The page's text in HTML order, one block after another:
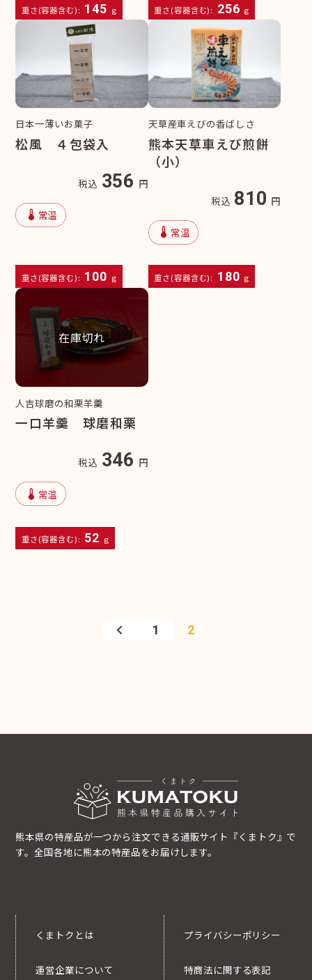
重さ(容器含む): 145 g 重さ(容器含む): 256 g
日本一薄いお菓子
松風 ４包袋入
税込 356 円
device_thermostat 常温
重さ(容器含む): 100 g
天草産車えびの香ばしさ
熊本天草車えび煎餅
（小）
税込 810 円
device_thermostat 常温
重さ(容器含む): 180 g
在庫切れ
人吉球磨の和栗羊羹
一口羊羹 球磨和栗
税込 346 円
device_thermostat 常温
重さ(容器含む): 52 g
1 2
熊本県の特産品が一つから注文できる通販サイト『くまトク』で
す。全国各地に熊本の特産品をお届けします。
くまトクとは
運営企業について
プライバシーポリシー
特商法に関する表記